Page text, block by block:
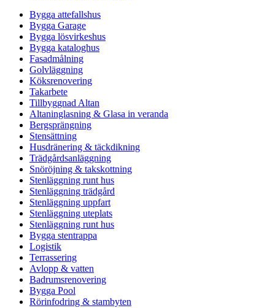
Bygga attefallshus
Bygga Garage
Bygga lösvirkeshus
Bygga kataloghus
Fasadmålning
Golvläggning
Köksrenovering
Takarbete
Tillbyggnad Altan
Altaninglasning & Glasa in veranda
Bergsprängning
Stensättning
Husdränering & täckdikning
Trädgårdsanläggning
Snöröjning & takskottning
Stenläggning runt hus
Stenläggning trädgård
Stenläggning uppfart
Stenläggning uteplats
Stenläggning runt hus
Bygga stentrappa
Logistik
Terrassering
Avlopp & vatten
Badrumsrenovering
Bygga Pool
Rörinfodring & stambyten